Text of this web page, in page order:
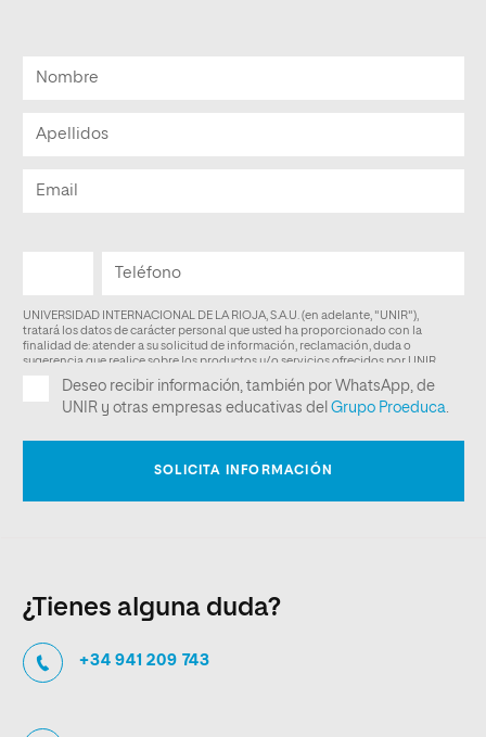
¿Tienes alguna duda?
+34 941 209 743